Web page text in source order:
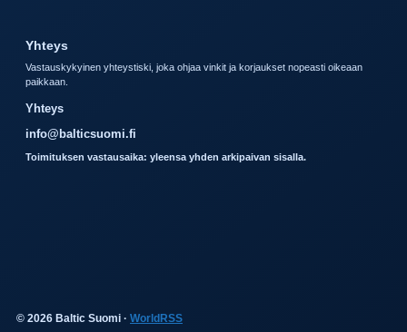
Yhteys
Vastauskykyinen yhteystiski, joka ohjaa vinkit ja korjaukset nopeasti oikeaan
paikkaan.
Yhteys
info@balticsuomi.fi
Toimituksen vastausaika: yleensa yhden arkipaivan sisalla.
© 2026 Baltic Suomi · WorldRSS